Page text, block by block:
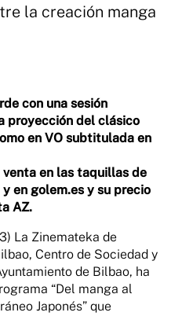
la creación manga
con una sesión
proyección del clásico
en VO subtitulada en
en las taquillas de
en golem.es y su precio
AZ.
La Zinemateka de
Centro de Sociedad y
de Bilbao, ha
“Del manga al
Japonés” que